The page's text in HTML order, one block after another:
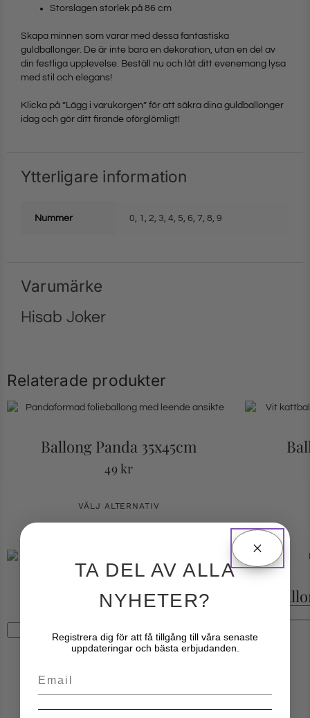
Storslagen storlek på 86 cm
Skapa minnen som varar med dessa fantastiska
guldballonger. De är inte bara en dekoration, utan en del av
din festliga upplevelse. Beställ nu och låt ditt evenemang lysa
med stil och elegans!
Klicka på ”Lägg i varukorgen” för att säkra dina guldballonger
idag och gör ditt firande oförglömligt!
Ytterligare information
Nummer 0, 1 , 2, 3, 4, 5, 6, 7, 8, 9
Varumärke
Hisab Joker
Relaterade produkter
Ballong Panda 35x45cm
49kr
VÄLJ ALTERNATIV
Ballonger på rad Halloween
81.5X23cm
VÄLJ ALTERNATIV
TA DEL AV ALLA
NYHETER?
Registrera dig för att få tillgång till våra senaste
uppdateringar och bästa erbjudanden.
Email